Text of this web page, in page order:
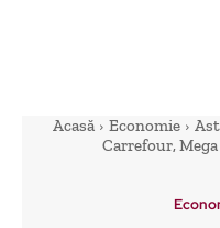
Acasă Economie
Carrefour,